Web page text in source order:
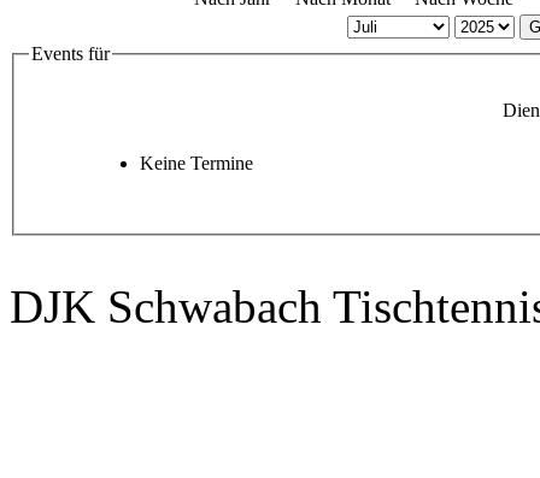
Events für
Keine Termine
DJK Schwabach